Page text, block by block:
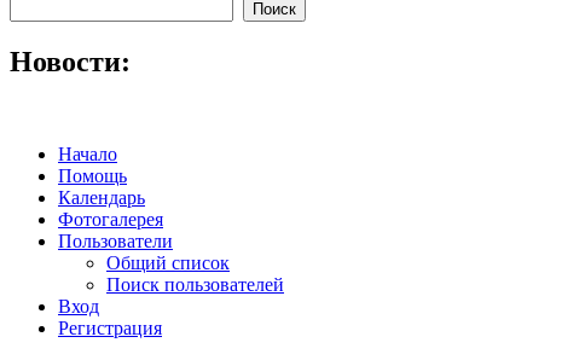
Новости:
Начало
Помощь
Календарь
Фотогалерея
Пользователи
Общий список
Поиск пользователей
Вход
Регистрация